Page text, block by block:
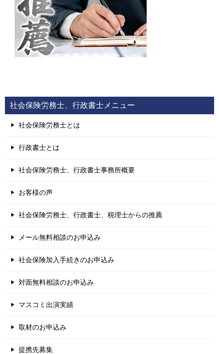
社会保険労務士、行政書士メニュー
社会保険労務士とは
行政書士とは
社会保険労務士、行政書士事務所概要
お客様の声
社会保険労務士、行政書士、税理士からの推薦
メール無料相談のお申込み
社会保険加入手続きのお申込み
対面無料相談のお申込み
マスコミ出演実績
取材のお申込み
提携先募集